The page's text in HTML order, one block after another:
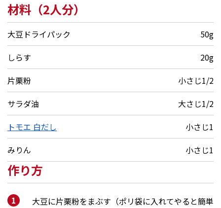
材料（2人分）
大豆ドライパック
50g
しらす
20g
片栗粉
小さじ1/2
サラダ油
大さじ1/2
トモエ 白だし
小さじ1
みりん
小さじ1
作り方
大豆に片栗粉をまぶす（ポリ袋に入れてやると簡単